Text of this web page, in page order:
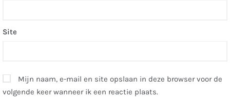
Site
Mijn naam, e-mail en site opslaan in deze browser voor de
volgende keer wanneer ik een reactie plaats.